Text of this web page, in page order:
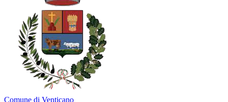
Comune di Venticano